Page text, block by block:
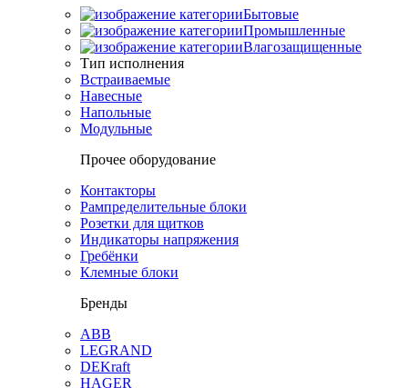
Бытовые
Промышленные
Влагозащищенные
Тип исполнения
Встраиваемые
Навесные
Напольные
Модульные
Прочее оборудование
Контакторы
Рампределительные блоки
Розетки для щитков
Индикаторы напряжения
Гребёнки
Клемные блоки
Бренды
ABB
LEGRAND
DEKraft
HAGER